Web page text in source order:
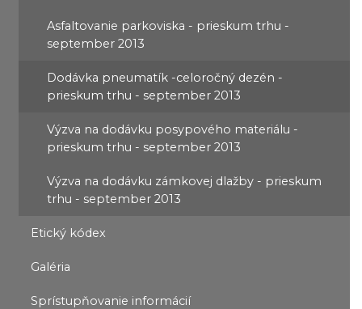
Asfaltovanie parkoviska - prieskum trhu -
september 2013
Dodávka pneumatík -celoročný dezén -
prieskum trhu - september 2013
Výzva na dodávku posypového materiálu -
prieskum trhu - september 2013
Výzva na dodávku zámkovej dlažby - prieskum
trhu - september 2013
Etický kódex
Galéria
Sprístupňovanie informácií